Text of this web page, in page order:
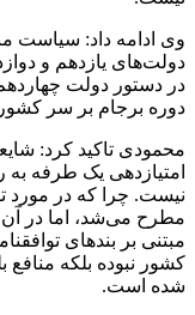
وی ادامه داد: سیاست
دولت‌های یازدهم و
در دستور دولت
دوره برجام بر سر
محمودی تاکید کرد:
امتیازدهی یک طرفه
نیست. چرا که در مورد
مطرح می‌شد، اما در
مبتنی بر بندهای
کشور نبوده بلکه
شده است.